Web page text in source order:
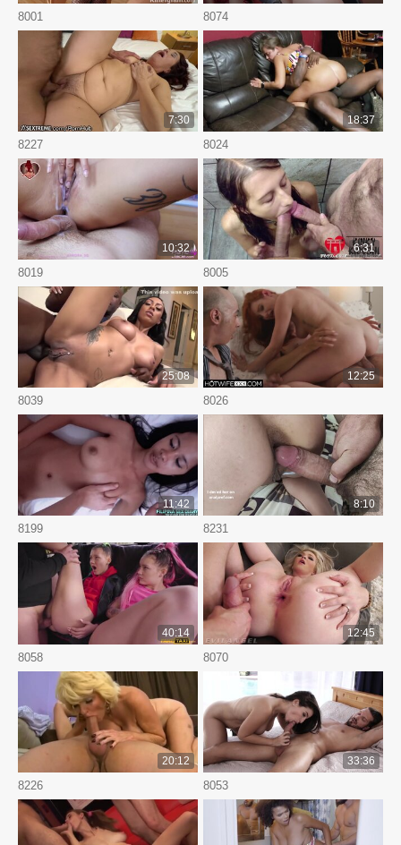
8001 8074
8227
7:30
8024
18:37
8019
10:32
8005
6:31
8039
25:08
8026
12:25
8199
11:42
8231
8:10
8058
40:14
8070
12:45
8226
20:12
8053
33:36